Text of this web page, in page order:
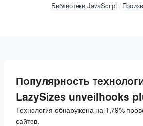
Библиотеки JavaScript
Популярность
LazySizes unveilhooks
Технология обнаружена на 1,79%
сайтов.